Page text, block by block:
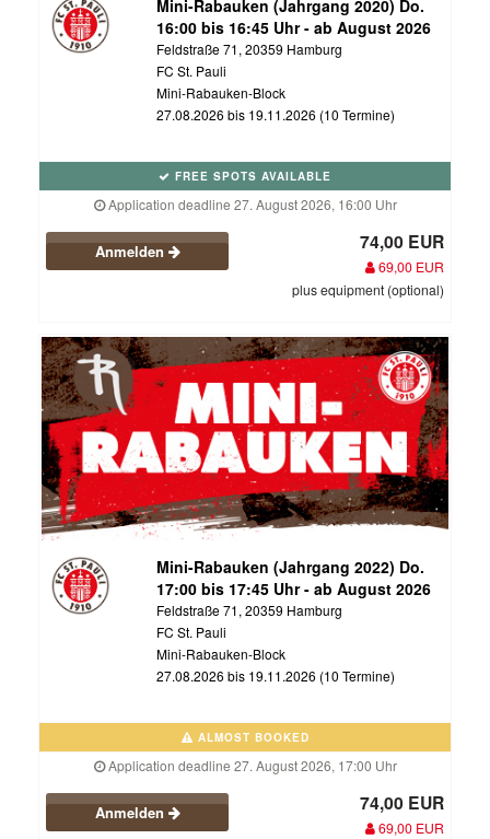
Mini-Rabauken (Jahrgang 2020) Do.
16:00 bis 16:45 Uhr - ab August 2026
Feldstraße 71, 20359 Hamburg
FC St. Pauli
Mini-Rabauken-Block
27.08.2026 bis 19.11.2026 (10 Termine)
FREE SPOTS AVAILABLE
Application deadline 27. August 2026, 16:00 Uhr
Anmelden 74,00 EUR
69,00 EUR
plus equipment (optional)
Mini-Rabauken (Jahrgang 2022) Do.
17:00 bis 17:45 Uhr - ab August 2026
Feldstraße 71, 20359 Hamburg
FC St. Pauli
Mini-Rabauken-Block
27.08.2026 bis 19.11.2026 (10 Termine)
ALMOST BOOKED
Application deadline 27. August 2026, 17:00 Uhr
Anmelden 74,00 EUR
69,00 EUR